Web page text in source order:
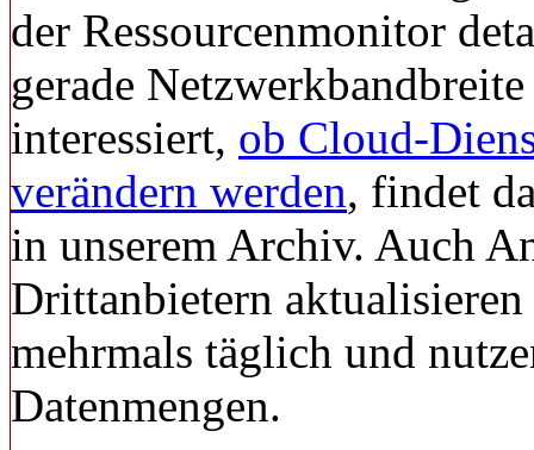
der Ressourcenmonitor
gerade
interessiert, ob Cloud-
verändern werden, findet
in unserem Archiv. Auch
Drittanbietern
mehrmals täglich und
Datenmengen.